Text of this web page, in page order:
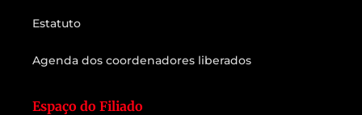
Estatuto
Agenda dos coordenadores liberados
Espaço do Filiado